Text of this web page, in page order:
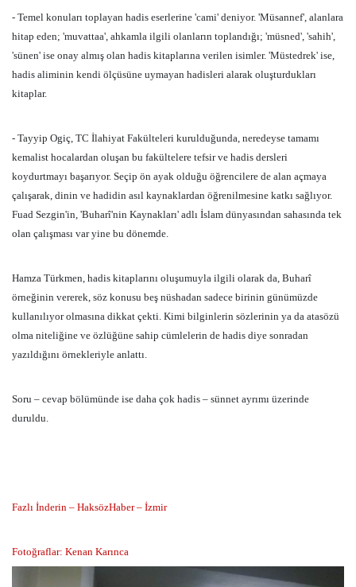
- Temel konuları toplayan hadis eserlerine 'cami' deniyor. 'Müsannef', alanlara
hitap eden; 'muvattaa', ahkamla ilgili olanların toplandığı; 'müsned', 'sahih',
'sünen' ise onay almış olan hadis kitaplarına verilen isimler. 'Müstedrek' ise,
hadis aliminin kendi ölçüsüne uymayan hadisleri alarak oluşturdukları
kitaplar.
- Tayyip Ogiç, TC İlahiyat Fakülteleri kurulduğunda, neredeyse tamamı
kemalist hocalardan oluşan bu fakültelere tefsir ve hadis dersleri
koydurtmayı başarıyor. Seçip ön ayak olduğu öğrencilere de alan açmaya
çalışarak, dinin ve hadidin asıl kaynaklardan öğrenilmesine katkı sağlıyor.
Fuad Sezgin'in, 'Buharî'nin Kaynakları' adlı İslam dünyasından sahasında tek
olan çalışması var yine bu dönemde.
Hamza Türkmen, hadis kitaplarını oluşumuyla ilgili olarak da, Buharî
örneğinin vererek, söz konusu beş nüshadan sadece birinin günümüzde
kullanılıyor olmasına dikkat çekti. Kimi bilginlerin sözlerinin ya da atasözü
olma niteliğine ve özlüğüne sahip cümlelerin de hadis diye sonradan
yazıldığını örnekleriyle anlattı.
Soru – cevap bölümünde ise daha çok hadis – sünnet ayrımı üzerinde
duruldu.
Fazlı İnderin – HaksözHaber – İzmir
Fotoğraflar: Kenan Karınca